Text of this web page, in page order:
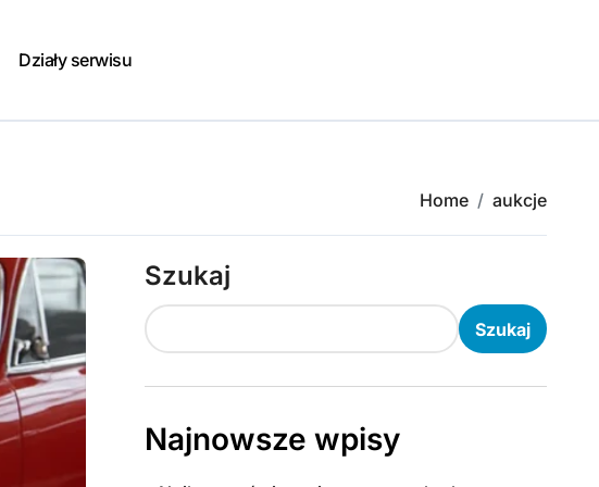
Działy serwisu
Home aukcje
Szukaj
Szukaj
Najnowsze wpisy